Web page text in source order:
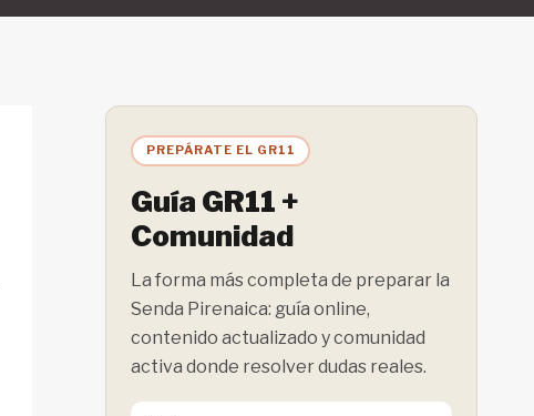
PREPÁRATE EL GR11
Guía GR11 +
Comunidad
La forma más completa de preparar la
Senda Pirenaica: guía online,
contenido actualizado y comunidad
activa donde resolver dudas reales.